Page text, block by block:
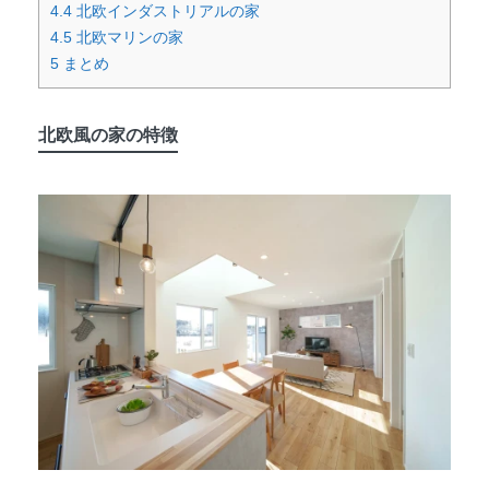
4.4 北欧インダストリアルの家
4.5 北欧マリンの家
5 まとめ
北欧風の家の特徴